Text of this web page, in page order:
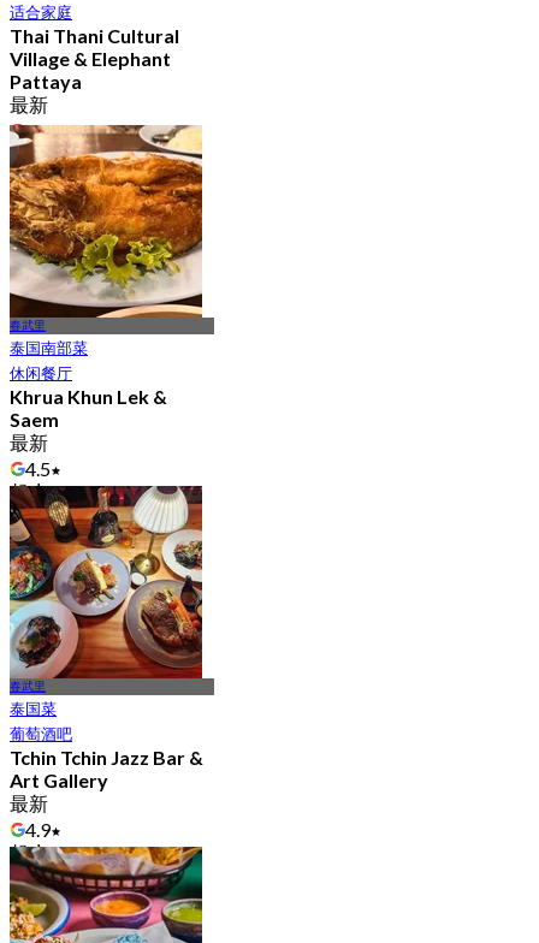
适合家庭
Thai Thani Cultural
Village & Elephant
Pattaya
最新
4.8
起 ฿ 499
春武里
泰国南部菜
休闲餐厅
Khrua Khun Lek &
Saem
最新
4.5
起฿ 372
春武里
泰国菜
葡萄酒吧
Tchin Tchin Jazz Bar &
Art Gallery
最新
4.9
起฿ 306